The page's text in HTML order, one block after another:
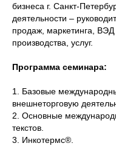
бизнеса г. Санкт-
деятельности –
продаж, маркетинга,
производства, услуг.
Программа семинара:
1. Базовые
внешнеторговую
2. Основные
текстов.
3. Инкотермс®.